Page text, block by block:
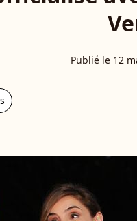
Publié le 12